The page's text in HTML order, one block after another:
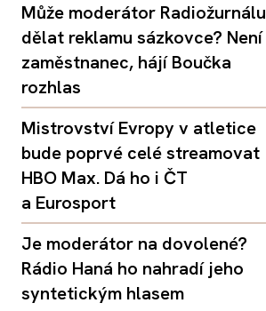
Může moderátor Radiožurnálu
dělat reklamu sázkovce? Není
zaměstnanec, hájí Boučka
rozhlas
Mistrovství Evropy v atletice
bude poprvé celé streamovat
HBO Max. Dá ho i ČT
a Eurosport
Je moderátor na dovolené?
Rádio Haná ho nahradí jeho
syntetickým hlasem